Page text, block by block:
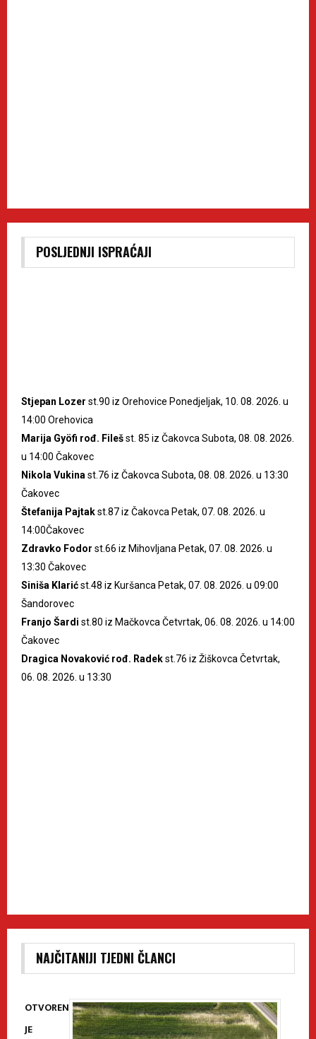
POSLJEDNJI ISPRAĆAJI
Stjepan Lozer st.90 iz Orehovice Ponedjeljak, 10. 08. 2026. u
14:00 Orehovica
Marija Gyöfi rođ. Filešst. 85 iz Čakovca Subota, 08. 08. 2026.
u 14:00 Čakovec
Nikola Vukina st.76 iz Čakovca Subota, 08. 08. 2026. u 13:30
Čakovec
Štefanija Pajtakst.87 iz Čakovca Petak, 07. 08. 2026. u
14:00Čakovec
Zdravko Fodor st.66 iz Mihovljana Petak, 07. 08. 2026. u
13:30 Čakovec
Siniša Klarićst.48 iz Kuršanca Petak, 07. 08. 2026. u 09:00
Šandorovec
Franjo Šardi st.80 iz Mačkovca Četvrtak, 06. 08. 2026. u 14:00
Čakovec
Dragica Novaković rođ. Radekst.76 iz Žiškovca Četvrtak,
06. 08. 2026. u 13:30
NAJČITANIJI TJEDNI ČLANCI
OTVOREN
JE